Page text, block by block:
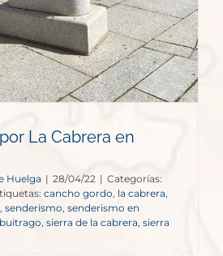
La Cabrera en
Huelga | 28/04/22 | Categorías:
cancho gordo la cabrera
senderismo senderismo en
sierra de la cabrera sierra